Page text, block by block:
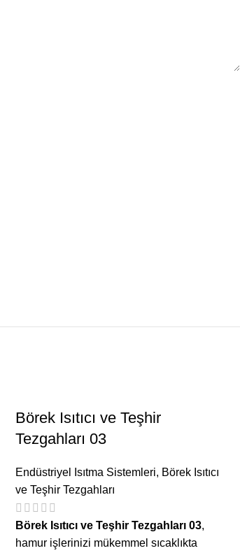
Börek Isıtıcı ve Teşhir
Tezgahları 03
Endüstriyel Isıtma Sistemleri, Börek Isıtıcı
ve Teşhir Tezgahları
Börek Isıtıcı ve Teşhir Tezgahları 03,
hamur işlerinizi mükemmel sıcaklıkta